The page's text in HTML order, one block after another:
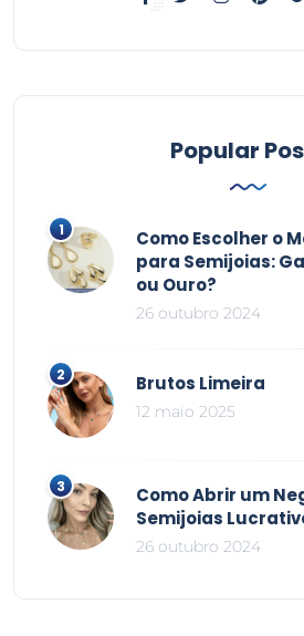
Popular
Como Escolher o
para Semijoias:
ou Ouro?
26 outubro 2024
Brutos Limeira
12 maio 2025
Como Abrir um
Semijoias
26 outubro 2024